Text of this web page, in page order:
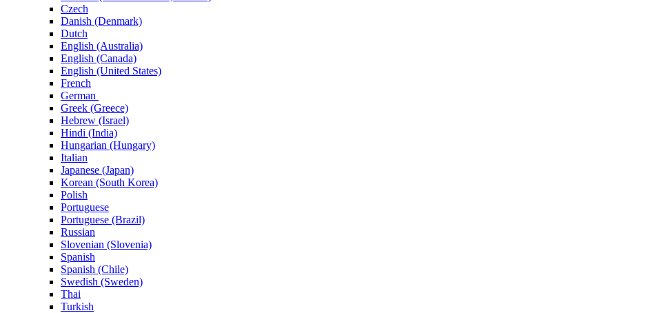
Czech
Danish (Denmark)
Dutch
English (Australia)
English (Canada)
English (United States)
French
German
Greek (Greece)
Hebrew (Israel)
Hindi (India)
Hungarian (Hungary)
Italian
Japanese (Japan)
Korean (South Korea)
Polish
Portuguese
Portuguese (Brazil)
Russian
Slovenian (Slovenia)
Spanish
Spanish (Chile)
Swedish (Sweden)
Thai
Turkish